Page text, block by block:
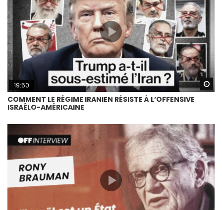
19:50
COMMENT LE RÉGIME IRANIEN RÉSISTE À L’OFFENSIVE
ISRAÉLO-AMÉRICAINE